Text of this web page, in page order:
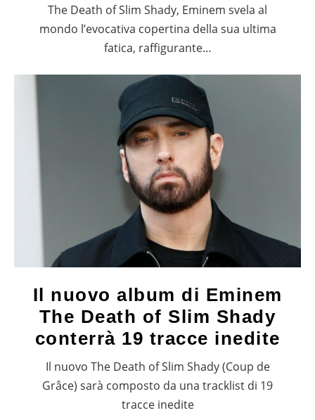
The Death of Slim Shady, Eminem svela al
mondo l’evocativa copertina della sua ultima
fatica, raffigurante…
Il nuovo album di Eminem
The Death of Slim Shady
conterrà 19 tracce inedite
Il nuovo The Death of Slim Shady (Coup de
Grâce) sarà composto da una tracklist di 19
tracce inedite